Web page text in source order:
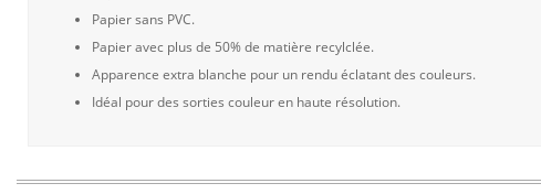
Papier sans PVC.
Papier avec plus de 50% de matière recylclée.
Apparence extra blanche pour un rendu éclatant des couleurs.
Idéal pour des sorties couleur en haute résolution.